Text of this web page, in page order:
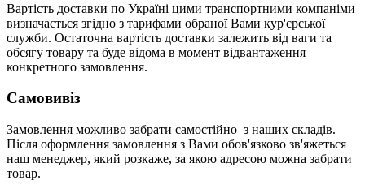
Вартість доставки по Україні цими транспортними компаніми
визначається згідно з тарифами обраної Вами кур'єрської
служби. Остаточна вартість доставки залежить від ваги та
обсягу товару та буде відома в момент відвантаження
конкретного замовлення.
Самовивіз
Замовлення можливо забрати самостійно з наших складів.
Після оформлення замовлення з Вами обов'язково зв'яжеться
наш менеджер, який розкаже, за якою адресою можна забрати
товар.